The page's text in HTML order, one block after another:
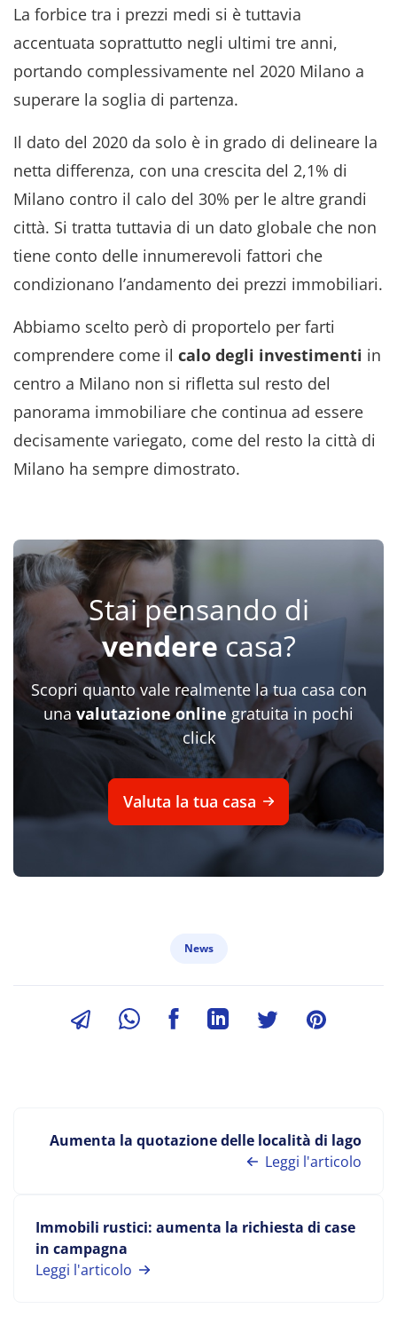
La forbice tra i prezzi medi si è tuttavia
accentuata soprattutto negli ultimi tre anni,
portando complessivamente nel 2020 Milano a
superare la soglia di partenza.
Il dato del 2020 da solo è in grado di delineare la
netta differenza, con una crescita del 2,1% di
Milano contro il calo del 30% per le altre grandi
città. Si tratta tuttavia di un dato globale che non
tiene conto delle innumerevoli fattori che
condizionano l’andamento dei prezzi immobiliari.
Abbiamo scelto però di proportelo per farti
comprendere come il calo degli investimenti in
centro a Milano non si rifletta sul resto del
panorama immobiliare che continua ad essere
decisamente variegato, come del resto la città di
Milano ha sempre dimostrato.
Stai pensando di
vendere casa?
Scopri quanto vale realmente la tua casa con
una valutazione onlinegratuita in pochi
click
Valuta la tua casa
News
Aumenta la quotazione delle località di lago
Leggi l'articolo
Immobili rustici: aumenta la richiesta di case
in campagna
Leggi l'articolo